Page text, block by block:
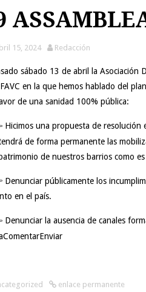
15, 2024 Redacción
sábado 13 de abril la Asociación
en la que hemos hablado del
de una sanidad 100% pública:
Hicimos una propuesta de resolución
de forma permanente las
de nuestros barrios como
Denunciar públicamente los
en el país.
Denunciar la ausencia de canales
enlace permanente